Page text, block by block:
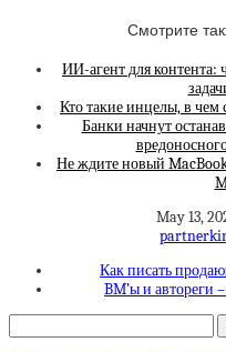
Смотрите
ИИ-агент для контента:
Кто такие инцелы, в чем
Банки начнут
Не ждите новый
May 13,
Как писать
BM’ы и автореги